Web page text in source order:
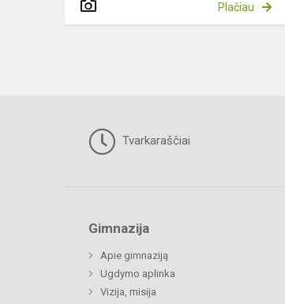
Plačiau
Tvarkaraščiai
Gimnazija
Apie gimnaziją
Ugdymo aplinka
Vizija, misija